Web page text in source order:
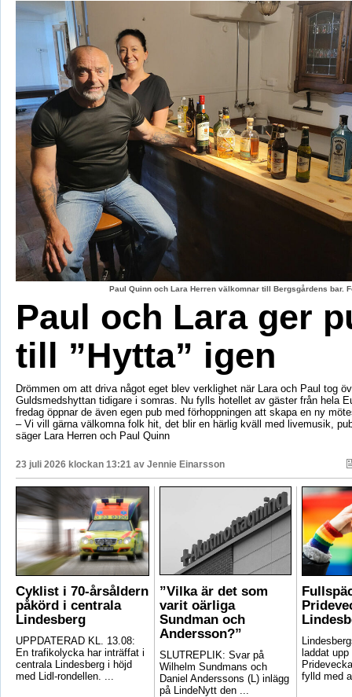
Paul Quinn och Lara Herren välkomnar till Bergsgårdens bar.
Paul och Lara ger
till ”Hytta” igen
Drömmen om att driva något eget blev verklighet när Lara och Paul tog
Guldsmedshyttan tidigare i somras. Nu fylls hotellet av gäster från hela
fredag öppnar de även egen pub med förhoppningen att skapa en ny
– Vi vill gärna välkomna folk hit, det blir en härlig kväll med livemusik,
säger Lara Herren och Paul Quinn
23 juli 2026 klockan 13:21 av Jennie Einarsson
Cyklist i 70-årsåldern
påkörd i centrala
Lindesberg
UPPDATERAD KL. 13.08:
En trafikolycka har inträffat i
centrala Lindesberg i höjd
med Lidl-rondellen. ...
”Vilka är det som
varit oärliga
Sundman och
Andersson?”
SLUTREPLIK: Svar på
Wilhelm Sundmans och
Daniel Anderssons (L) inlägg
på LindeNytt den ...
laddat
fylld med